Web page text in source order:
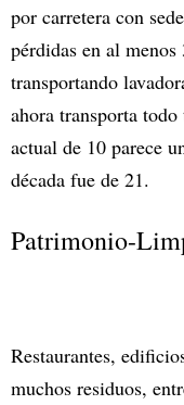
por carretera con
pérdidas en al
transportando
ahora transporta
actual de 10 parece
década fue de 21.
Patrimonio-
Restaurantes,
muchos residuos,